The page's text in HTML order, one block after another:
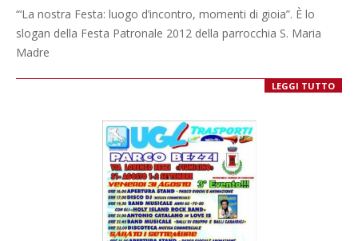
08-
28
“‘La nostra Festa: luogo d’incontro, momenti di gioia”. È lo
slogan della Festa Patronale 2012 della parrocchia S. Maria
Madre
LEGGI TUTTO